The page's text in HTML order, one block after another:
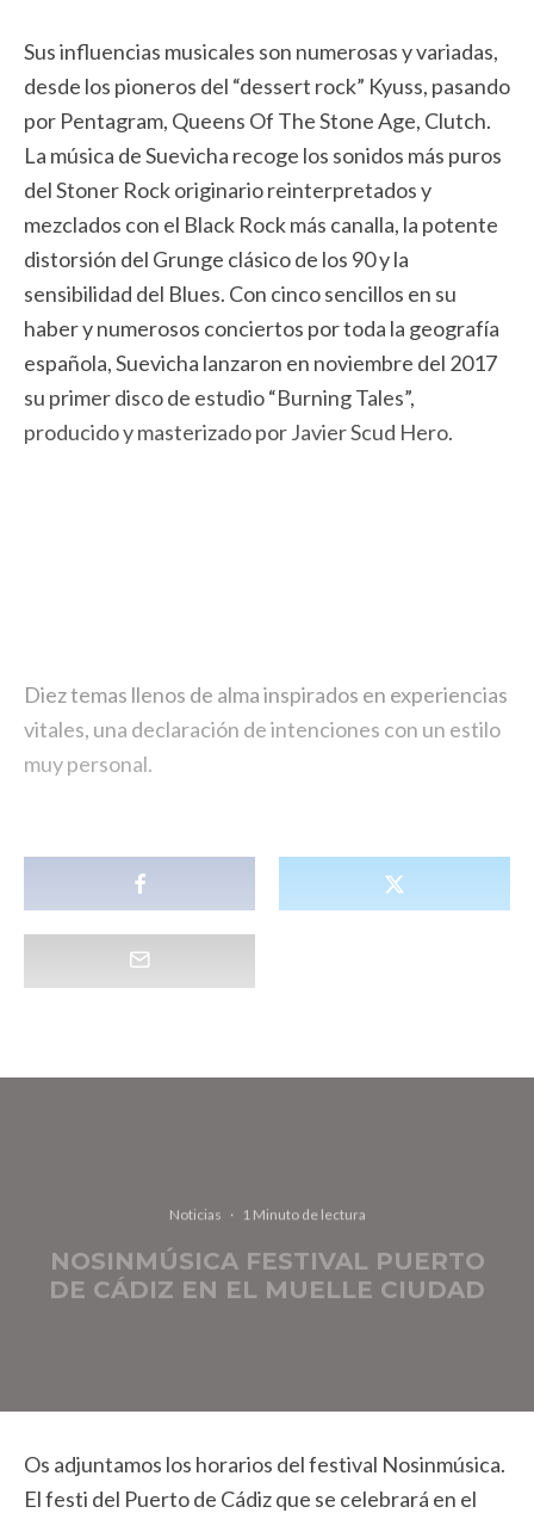
Sus influencias musicales son numerosas y variadas,
desde los pioneros del “dessert rock” Kyuss, pasando
por Pentagram, Queens Of The Stone Age, Clutch.
La música de Suevicha recoge los sonidos más puros
del Stoner Rock originario reinterpretados y
mezclados con el Black Rock más canalla, la potente
distorsión del Grunge clásico de los 90 y la
sensibilidad del Blues. Con cinco sencillos en su
haber y numerosos conciertos por toda la geografía
española, Suevicha lanzaron en noviembre del 2017
su primer disco de estudio “Burning Tales”,
producido y masterizado por Javier Scud Hero.
Diez temas llenos de alma inspirados en experiencias
vitales, una declaración de intenciones con un estilo
muy personal.
Noticias 1 Minuto de lectura
NOSINMÚSICA FESTIVAL PUERTO
DE CÁDIZ EN EL MUELLE CIUDAD
Os adjuntamos los horarios del festival Nosinmúsica.
El festi del Puerto de Cádiz que se celebrará en el